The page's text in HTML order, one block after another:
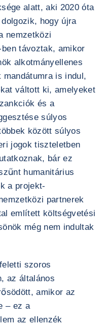
alatt, aki 2020 óta
hogy újra
nemzetközi
távoztak, amikor
alkotmányellenes
is indul,
váltott ki, amelyeket
és a
súlyos
között súlyos
jogok tiszteletben
bár ez
humanitárius
a projekt-
partnerek
említett költségvetési
még nem indultak
szoros
az általános
amikor az
– ez a
az ellenzék